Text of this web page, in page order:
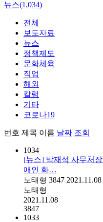
뉴스(1,034)
전체
보도자료
뉴스
정책제도
문화체육
직업
해외
칼럼
기타
코로나19
번호 제목 이름 날짜 조회
1034
[뉴스] 박재석 사무처
애인 화…
노태형 3847 2021.11.08
노태형
2021.11.08
3847
1033